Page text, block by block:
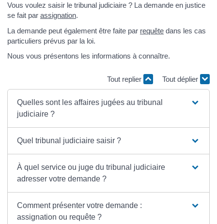
Vous voulez saisir le tribunal judiciaire ? La demande en justice
se fait par assignation.
La demande peut également être faite par requête dans les cas
particuliers prévus par la loi.
Nous vous présentons les informations à connaître.
Tout replier Tout déplier
Quelles sont les affaires jugées au tribunal
judiciaire ?
Quel tribunal judiciaire saisir ?
À quel service ou juge du tribunal judiciaire
adresser votre demande ?
Comment présenter votre demande :
assignation ou requête ?